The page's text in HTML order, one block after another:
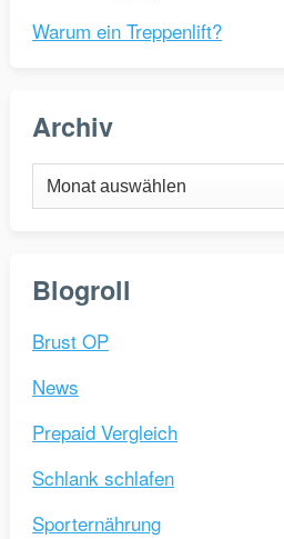
Warum ein Treppenlift?
Archiv
Archiv
Blogroll
Brust OP
News
Prepaid Vergleich
Schlank schlafen
Sporternährung